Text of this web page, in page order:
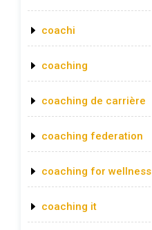
coachi
coaching
coaching de carrière
coaching federation
coaching for wellness
coaching it